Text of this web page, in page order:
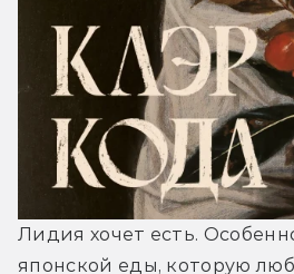
Лидия хочет есть.
японской еды, которую